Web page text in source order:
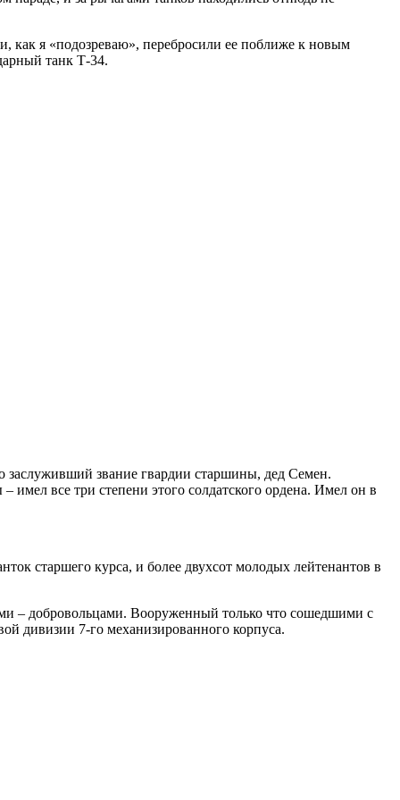
как я «подозреваю», перебросили ее поближе к новым
танк Т-34.
звание гвардии старшины, дед Семен.
все три степени этого солдатского ордена. Имел он в
старшего курса, и более двухсот молодых лейтенантов в
– добровольцами. Вооруженный только что сошедшими с
дивизии 7-го механизированного корпуса.